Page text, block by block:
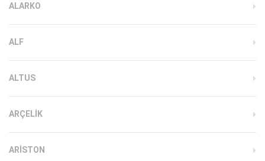
ALARKO
ALF
ALTUS
ARÇELIK
ARISTON